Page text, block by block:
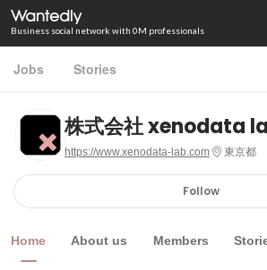
Business social network with 0M professionals
Jobs Stories
株式会社 xenodata
https://www.xenodata-lab.com 東京都
Follow
Home About us Members